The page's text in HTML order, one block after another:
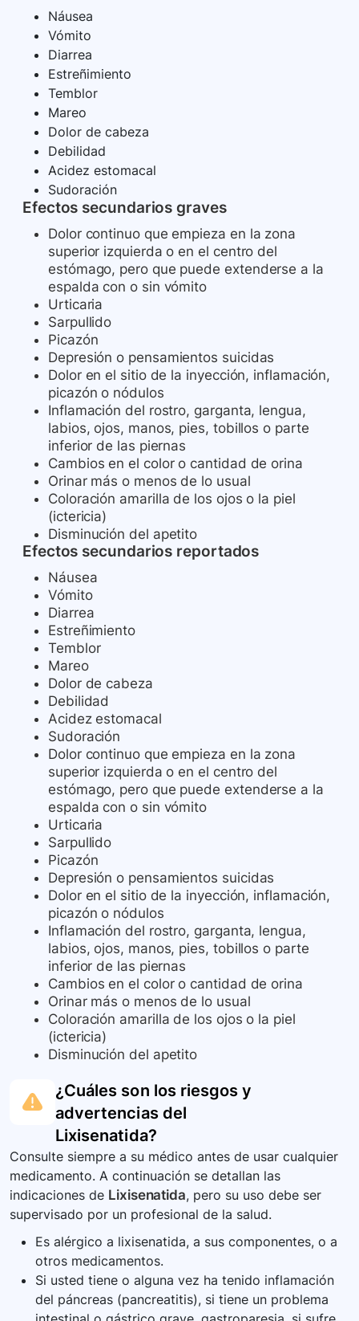
Náusea
Vómito
Diarrea
Estreñimiento
Temblor
Mareo
Dolor de cabeza
Debilidad
Acidez estomacal
Sudoración
Efectos secundarios graves
Dolor continuo que empieza en la zona
superior izquierda o en el centro del
estómago, pero que puede extenderse a la
espalda con o sin vómito
Urticaria
Sarpullido
Picazón
Depresión o pensamientos suicidas
Dolor en el sitio de la inyección, inflamación,
picazón o nódulos
Inflamación del rostro, garganta, lengua,
labios, ojos, manos, pies, tobillos o parte
inferior de las piernas
Cambios en el color o cantidad de orina
Orinar más o menos de lo usual
Coloración amarilla de los ojos o la piel
(ictericia)
Disminución del apetito
Efectos secundarios reportados
Náusea
Vómito
Diarrea
Estreñimiento
Temblor
Mareo
Dolor de cabeza
Debilidad
Acidez estomacal
Sudoración
Dolor continuo que empieza en la zona
superior izquierda o en el centro del
estómago, pero que puede extenderse a la
espalda con o sin vómito
Urticaria
Sarpullido
Picazón
Depresión o pensamientos suicidas
Dolor en el sitio de la inyección, inflamación,
picazón o nódulos
Inflamación del rostro, garganta, lengua,
labios, ojos, manos, pies, tobillos o parte
inferior de las piernas
Cambios en el color o cantidad de orina
Orinar más o menos de lo usual
Coloración amarilla de los ojos o la piel
(ictericia)
Disminución del apetito
¿Cuáles son los riesgos y
advertencias del
Lixisenatida?
Consulte siempre a su médico antes de usar cualquier
medicamento. A continuación se detallan las
indicaciones de Lixisenatida, pero su uso debe ser
supervisado por un profesional de la salud.
Es alérgico a lixisenatida, a sus componentes, o a
otros medicamentos.
Si usted tiene o alguna vez ha tenido inflamación
del páncreas (pancreatitis), si tiene un problema